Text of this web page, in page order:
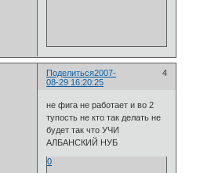
Поделиться 4
2007-
08-29 16:20:25
не фига не работает и во 2
тупость не кто так делать не
будет так что УЧИ
АЛБАНСКИЙ НУБ
0